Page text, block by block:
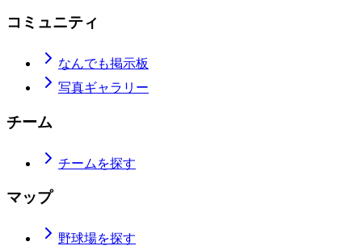
コミュニティ
なんでも掲示板
写真ギャラリー
チーム
チームを探す
マップ
野球場を探す